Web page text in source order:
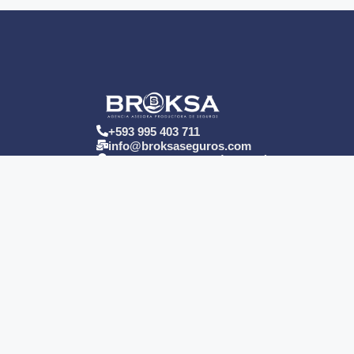
+593 995 403 711
info@broksaseguros.com
San Salvador y Martín Carrión, Edif. San